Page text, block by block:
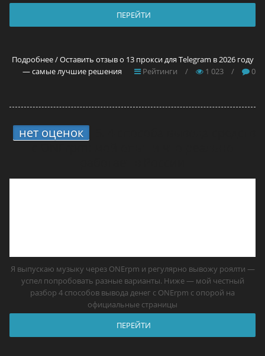
ПЕРЕЙТИ
Подробнее / Оставить отзыв о 13 прокси для Telegram в 2026 году
— самые лучшие решения
Рейтинги / 1 023 / 0
нет оценок
Я выпускаю музыку через ONErpm и регулярно вывожу роялти —
успел попробовать разные варианты. Ниже — мой честный
разбор 4 способов вывода денег с ONErpm с опорой на
официальные страницы
ПЕРЕЙТИ